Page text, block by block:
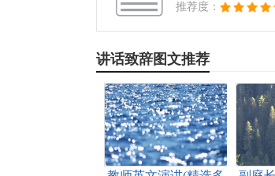
推荐度：
讲话致辞图文推荐